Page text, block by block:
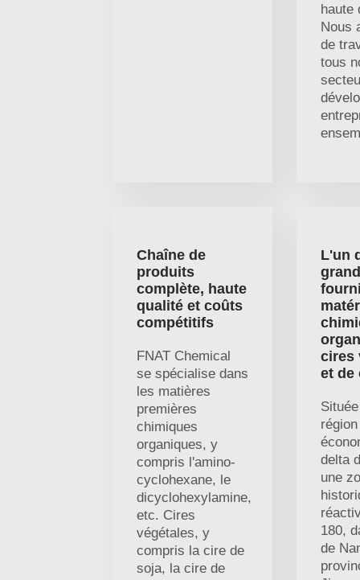
haute
Nous
de
tous
Chaîne de
produits
complète, haute
qualité et coûts
compétitifs
FNAT Chemical
se spécialise dans
les matières
premières
chimiques
organiques, y
compris l'amino-
cyclohexane, le
dicyclohexylamine,
etc. Cires
végétales, y
compris la cire de
soja, la cire de
L'un
cires
et de
région
delta
une
180,
de